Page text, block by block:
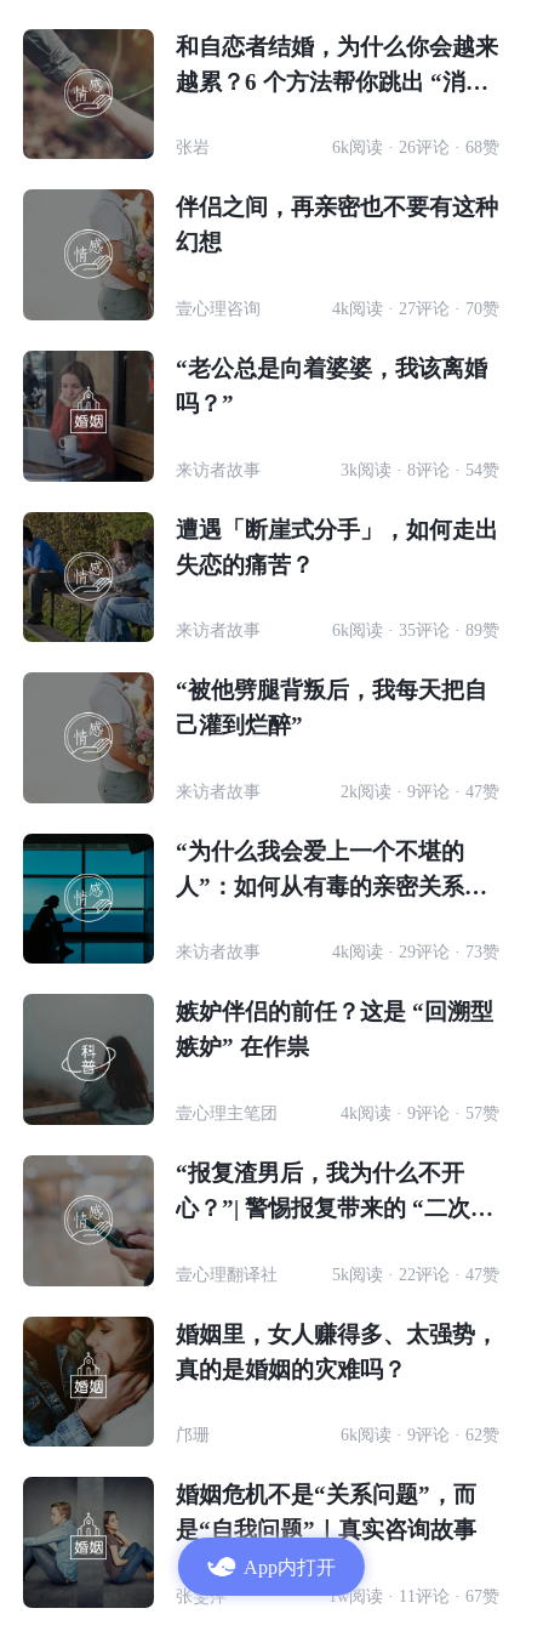
和自恋者结婚，为什么你会越来
越累？6 个方法帮你跳出 “消耗
张岩 6k阅读 · 26评论 · 68赞
伴侣之间，再亲密也不要有这种
幻想
壹心理咨询 4k阅读 · 27评论 · 70赞
“老公总是向着婆婆，我该离婚
吗？”
来访者故事 3k阅读 · 8评论 · 54赞
遭遇「断崖式分手」，如何走出
失恋的痛苦？
来访者故事 6k阅读 · 35评论 · 89赞
“被他劈腿背叛后，我每天把自
己灌到烂醉”
来访者故事 2k阅读 · 9评论 · 47赞
“为什么我会爱上一个不堪的
人”：如何从有毒的亲密关系中
来访者故事 4k阅读 · 29评论 · 73赞
嫉妒伴侣的前任？这是 “回溯型
嫉妒” 在作祟
壹心理主笔团 4k阅读 · 9评论 · 57赞
“报复渣男后，我为什么不开
心？”| 警惕报复带来的 “二次伤
壹心理翻译社 5k阅读 · 22评论 · 47赞
婚姻里，女人赚得多、太强势，
真的是婚姻的灾难吗？
邝珊 6k阅读 · 9评论 · 62赞
婚姻危机不是“关系问题”，而
是“自我问题”｜真实咨询故事
张雯萍 1w阅读 · 11评论 · 67赞
App内打开